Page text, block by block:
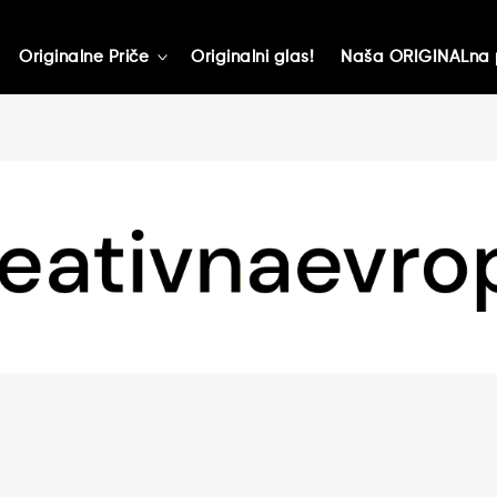
Originalne Priče toggle
Originalni glas! Naša